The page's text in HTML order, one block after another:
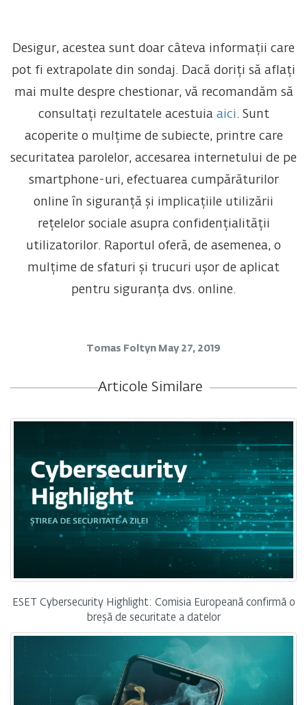
Desigur, acestea sunt doar câteva informații care
pot fi extrapolate din sondaj. Dacă doriți să aflați
mai multe despre chestionar, vă recomandăm să
consultați rezultatele acestuia aici. Sunt
acoperite o mulțime de subiecte, printre care
securitatea parolelor, accesarea internetului de pe
smartphone-uri, efectuarea cumpărăturilor
online în siguranță și implicațiile utilizării
rețelelor sociale asupra confidențialității
utilizatorilor. Raportul oferă, de asemenea, o
mulțime de sfaturi și trucuri ușor de aplicat
pentru siguranța dvs. online.
Tomas Foltyn May 27, 2019
Articole Similare
ESET Cybersecurity Highlight: Comisia Europeană confirmă o
breșă de securitate a datelor